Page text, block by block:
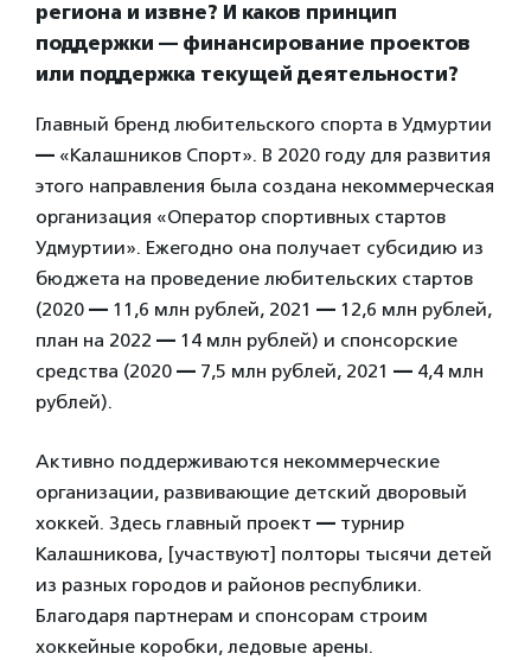
региона и извне? И каков принцип
поддержки — финансирование проектов
или поддержка текущей деятельности?
Главный бренд любительского спорта в Удмуртии
— «Калашников Спорт». В 2020 году для развития
этого направления была создана некоммерческая
организация «Оператор спортивных стартов
Удмуртии». Ежегодно она получает субсидию из
бюджета на проведение любительских стартов
(2020 — 11,6 млн рублей, 2021 — 12,6 млн рублей,
план на 2022 — 14 млн рублей) и спонсорские
средства (2020 — 7,5 млн рублей, 2021 — 4,4 млн
рублей).
Активно поддерживаются некоммерческие
организации, развивающие детский дворовый
хоккей. Здесь главный проект — турнир
Калашникова, [участвуют] полторы тысячи детей
из разных городов и районов республики.
Благодаря партнерам и спонсорам строим
хоккейные коробки, ледовые арены.